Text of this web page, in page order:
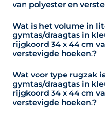
van polyester en
Wat is het volume in
gymtas/draagtas in
rijgkoord 34 x 44 cm
verstevigde hoeken.?
Wat voor type rugzak
gymtas/draagtas in
rijgkoord 34 x 44 cm
verstevigde hoeken.?